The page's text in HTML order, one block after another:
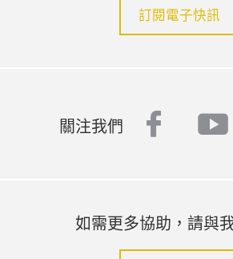
訂閱電子快訊
關注我們
如需更多協助，請與